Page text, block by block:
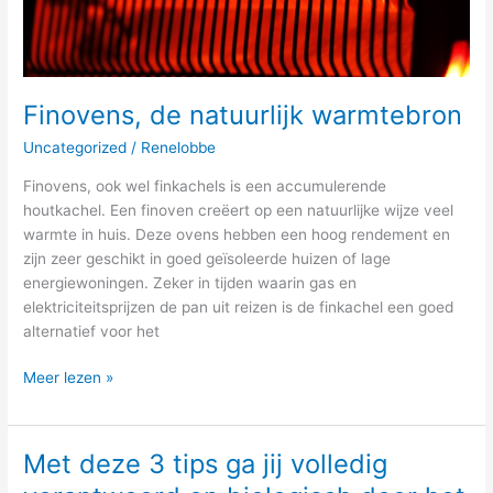
Finovens, de natuurlijk warmtebron
Uncategorized / Renelobbe
Finovens, ook wel finkachels is een accumulerende
houtkachel. Een finoven creëert op een natuurlijke wijze veel
warmte in huis. Deze ovens hebben een hoog rendement en
zijn zeer geschikt in goed geïsoleerde huizen of lage
energiewoningen. Zeker in tijden waarin gas en
elektriciteitsprijzen de pan uit reizen is de finkachel een goed
alternatief voor het
Meer lezen »
Met deze 3 tips ga jij volledig
Met